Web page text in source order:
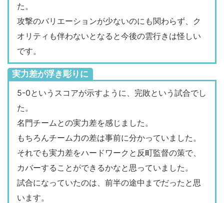
きいことではないかと感じています。
た。
攻撃のバリエーションが少ないのにも関わらず、ク
オリティも伴わないとなると今後の雲行きは怪しい
です。
実力差が浮き彫りに
5-0というスコアが示すように、完敗という試合でし
た。
名門チームとの実力差を感じました。
もちろんチーム力の差は事前に分かっていました。
それでも実力差をハードワークと反町監督の策で、
カバーすることができるかなと思っていました。
試合になっていたのは、前半の途中までだったと思
います。